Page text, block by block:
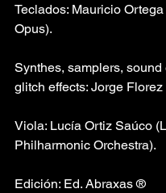
Teclados: Mauricio
Opus).
Synthes, samplers, sound
glitch effects: Jorge
Viola: Lucía Ortiz Saúco
Philharmonic Orchestra).
Edición: Ed. Abraxas ®